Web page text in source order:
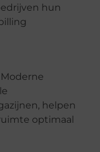
hun
helpen
optimaal